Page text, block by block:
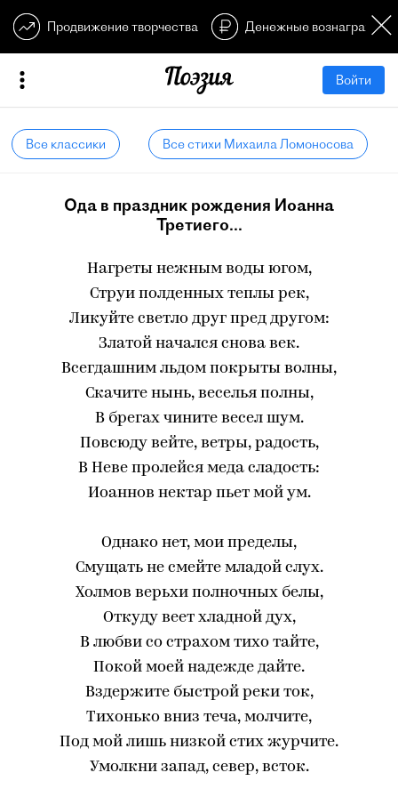
Продвижение творчества Денежные
Войти
Все классики Все стихи Михаила Ломоносова
Ода в праздник рождения Иоанна
Третиего...
Нагреты нежным воды югом,
Струи полденных теплы рек,
Ликуйте светло друг пред другом:
Златой начался снова век.
Всегдашним льдом покрыты волны,
Скачите нынь, веселья полны,
В брегах чините весел шум.
Повсюду вейте, ветры, радость,
В Неве пролейся меда сладость:
Иоаннов нектар пьет мой ум.
Однако нет, мои пределы,
Смущать не смейте младой слух.
Холмов верьхи полночных белы,
Откуду веет хладной дух,
В любви со страхом тихо тайте,
Покой моей надежде дайте.
Вздержите быстрой реки ток,
Тихонько вниз теча, молчите,
Под мой лишь низкой стих журчите.
Умолкни запад, север, всток.